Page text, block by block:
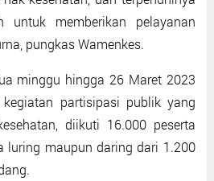
untuk memberikan pelayanan
pungkas Wamenkes.
minggu hingga 26 Maret 2023
partisipasi publik yang
diikuti 16.000 peserta
luring maupun daring dari 1.200